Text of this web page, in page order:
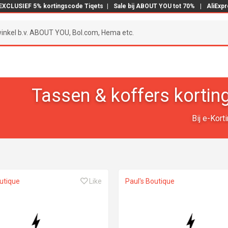
5% kortingscode Tiqets Sale bij ABOUT YOU tot 70%
Tassen & koffers
Bij e-
Like Paul's Boutique